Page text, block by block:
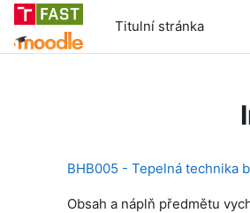
Přejít k hlavnímu obsahu
Titulní stránka
BHB005 - Tepelná technika
Obsah a náplň předmětu